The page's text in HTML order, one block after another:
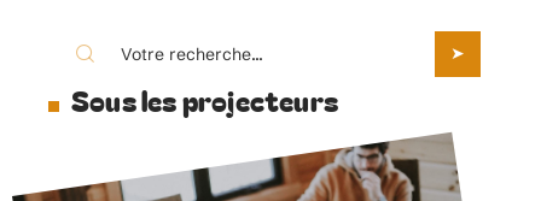
Sous les projecteurs